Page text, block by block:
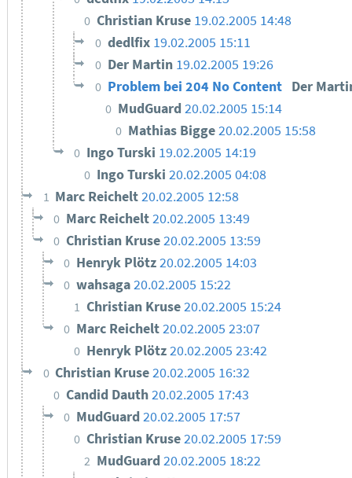
0 Christian Kruse 19.02.2005 14:48
0 dedlfix 19.02.2005 15:11
0 Der Martin 19.02.2005 19:26
0 Problem bei 204 No Content Der
0 MudGuard 20.02.2005 15:14
0 Mathias Bigge20.02.2005 15:58
0 Ingo Turski 19.02.2005 14:19
0 Ingo Turski20.02.2005 04:08
1 Marc Reichelt20.02.2005 12:58
0 Marc Reichelt20.02.2005 13:49
0 Christian Kruse20.02.2005 13:59
0 Henryk Plötz20.02.2005 14:03
0 wahsaga20.02.2005 15:22
1 Christian Kruse20.02.2005 15:24
0 Marc Reichelt20.02.2005 23:07
0 Henryk Plötz20.02.2005 23:42
0 Christian Kruse20.02.2005 16:32
0 Candid Dauth20.02.2005 17:43
0 MudGuard 20.02.2005 17:57
0 Christian Kruse20.02.2005 17:59
2 MudGuard20.02.2005 18:22